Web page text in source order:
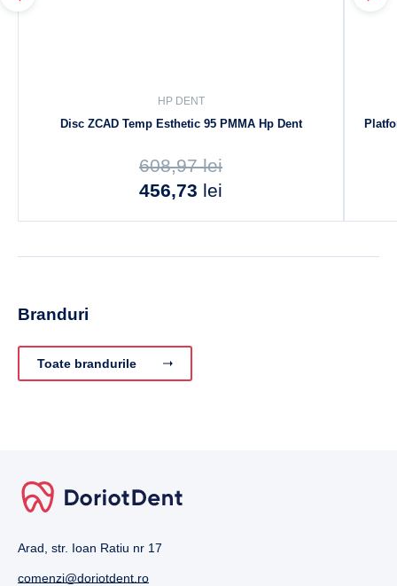
HP DENT
Disc ZCAD Temp Esthetic 95 PMMA Hp Dent
608,97lei
456,73 lei
Branduri
Toate brandurile
Arad, str. Ioan Ratiu nr 17
comenzi@doriotdent.ro